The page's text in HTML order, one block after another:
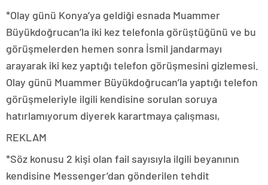
*Olay günü Konya’ya geldiği esnada Muammer
Büyükdoğrucan’la iki kez telefonla görüştüğünü ve bu
görüşmelerden hemen sonra İsmil jandarmayı
arayarak iki kez yaptığı telefon görüşmesini gizlemesi.
Olay günü Muammer Büyükdoğrucan’la yaptığı telefon
görüşmeleriyle ilgili kendisine sorulan soruya
hatırlamıyorum diyerek karartmaya çalışması,
REKLAM
*Söz konusu 2 kişi olan fail sayısıyla ilgili beyanının
kendisine Messenger’dan gönderilen tehdit